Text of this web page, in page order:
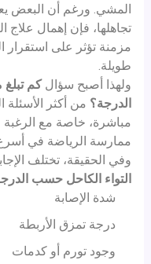
المشي. ورغم أن البعض
تجاهلها، فإن إهمال
مزمنة تؤثر على استقرار
طويلة.
ولهذا أصبح سؤالكم
الدرجة؟ من أكثر الأسئلة
مباشرة، خاصة مع الرغبة
ممارسة الرياضة في
وفي الحقيقة، تختلف
التواء الكاحل حسب
شدة الإصابة
درجة تمزق الأربطة
وجود تورم أو كدمات